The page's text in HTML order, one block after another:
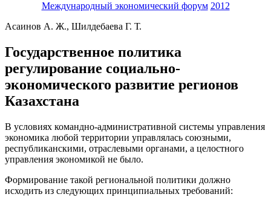
Международный экономический форум 2012
Асаинов А. Ж., Шилдебаева Г. Т.
Государственное политика
регулирование социально-
экономического развитие регионов
Казахстана
В условиях командно-административной системы управления
экономика любой территории управлялась союзными,
республиканскими, отраслевыми органами, а целостного
управления экономикой не было.
Формирование такой региональной политики должно
исходить из следующих принципиальных требований: